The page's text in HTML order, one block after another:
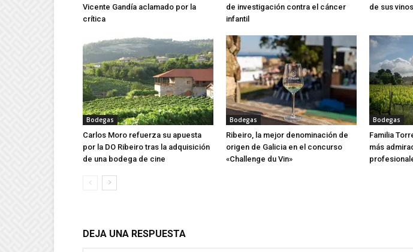
Vicente Gandía aclamado por la
crítica
de investigación contra el cáncer
infantil
de sus
Bodegas
Carlos Moro refuerza su apuesta
por la DO Ribeiro tras la adquisición
de una bodega de cine
Bodegas
Ribeiro, la mejor denominación de
origen de Galicia en el concurso
«Challenge du Vin»
Bodegas
Familia
más
DEJA UNA RESPUESTA